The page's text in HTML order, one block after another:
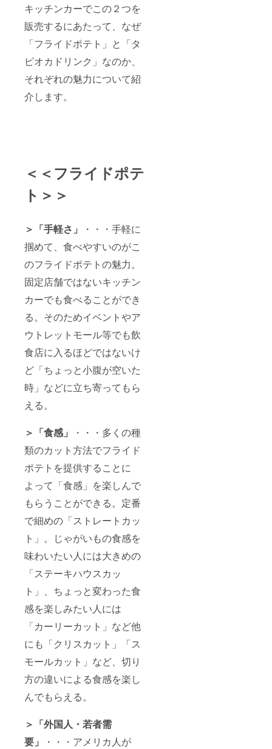
キッチンカーでこの２つを
販売するにあたって、なぜ
「フライドポテト」と「タ
ピオカドリンク」なのか、
それぞれの魅力について紹
介します。
＜＜フライドポテ
ト＞＞
＞「手軽さ」
・・・手軽に
掴めて、食べやすいのがこ
のフライドポテトの魅力。
固定店舗ではないキッチン
カーでも食べることができ
る。そのためイベントやア
ウトレットモール等でも飲
食店に入るほどではないけ
ど「ちょっと小腹が空いた
時」などに立ち寄ってもら
える。
＞「食感」
・・・多くの種
類のカット方法でフライド
ポテトを提供することに
よって「食感」を楽しんで
もらうことができる。定番
で細めの「ストレートカッ
ト」。じゃがいもの食感を
味わいたい人には大きめの
「ステーキハウスカッ
ト」、ちょっと変わった食
感を楽しみたい人には
「カーリーカット」など他
にも「クリスカット」「ス
モールカット」など、切り
方の違いによる食感を楽し
んでもらえる。
＞「外国人・若者需
要」
・・・アメリカ人が